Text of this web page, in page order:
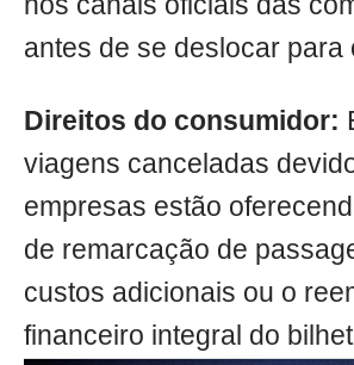
antes de se deslocar para
Direitos do consumidor:
viagens canceladas
empresas estão
de remarcação de
custos adicionais ou o
financeiro integral do